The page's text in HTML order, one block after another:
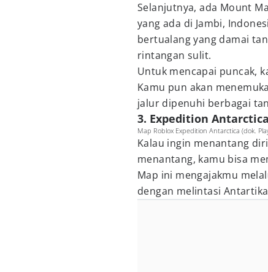
Selanjutnya, ada Mount
yang ada di Jambi,
bertualang yang damai
rintangan sulit.
Untuk mencapai puncak,
Kamu pun akan
jalur dipenuhi berbagai
3. Expedition Antarctica
Map Roblox Expedition Antarctica (dok.
Kalau ingin menantang
menantang, kamu bisa
Map ini mengajakmu
dengan melintasi